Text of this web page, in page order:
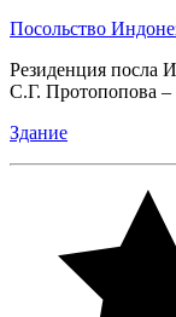
Посольство
Резиденция посла
С.Г. Протопопова
Здание